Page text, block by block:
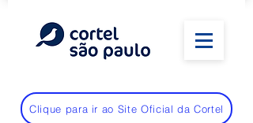
Clique para ir ao Site Oficial da Cortel